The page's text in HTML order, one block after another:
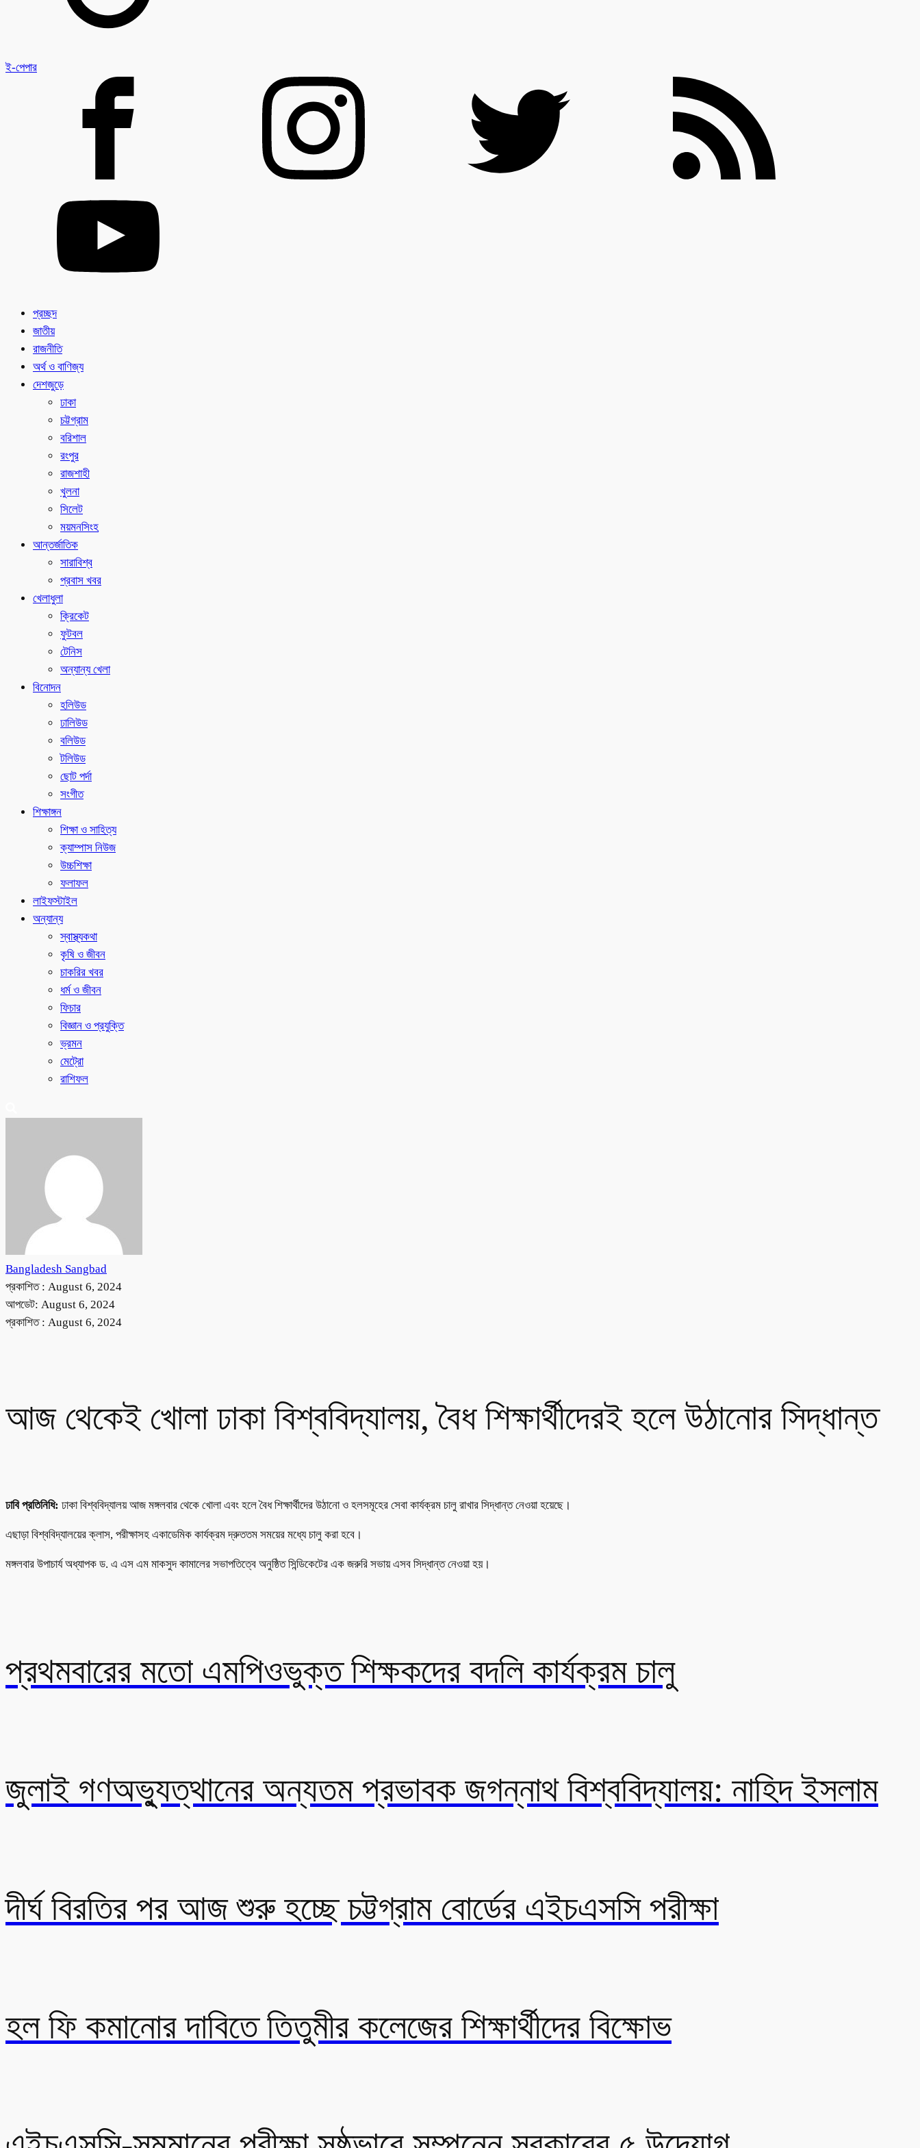
ই-পেপার
প্রচ্ছদ
জাতীয়
রাজনীতি
অর্থ ও বাণিজ্য
দেশজুড়ে
ঢাকা
চট্টগ্রাম
বরিশাল
রংপুর
রাজশাহী
খুলনা
সিলেট
ময়মনসিংহ
আন্তর্জাতিক
সারাবিশ্ব
প্রবাস খবর
খেলাধুলা
ক্রিকেট
ফুটবল
টেনিস
অন্যান্য খেলা
বিনোদন
হলিউড
ঢালিউড
বলিউড
টলিউড
ছোট পর্দা
সংগীত
শিক্ষাঙ্গন
শিক্ষা ও সাহিত্য
ক্যাম্পাস নিউজ
উচ্চশিক্ষা
ফলাফল
লাইফস্টাইল
অন্যান্য
স্বাস্থ্যকথা
কৃষি ও জীবন
চাকরির খবর
ধর্ম ও জীবন
ফিচার
বিজ্ঞান ও প্রযুক্তি
ভ্রমন
মেট্রো
রাশিফল
Bangladesh Sangbad
প্রকাশিত : August 6, 2024
আপডেট: August 6, 2024
প্রকাশিত : August 6, 2024
আজ থেকেই খোলা ঢাকা বিশ্ববিদ্যালয়, বৈধ শিক্ষার্থীদেরই হলে উঠানোর সিদ্ধান্ত
ঢাবি প্রতিনিধি: ঢাকা বিশ্ববিদ্যালয় আজ মঙ্গলবার থেকে খোলা এবং হলে বৈধ শিক্ষার্থীদের উঠানো ও হলসমূহের সেবা কার্যক্রম চালু রাখার সিদ্ধান্ত নেওয়া হয়েছে।
এছাড়া বিশ্ববিদ্যালয়ের ক্লাস, পরীক্ষাসহ একাডেমিক কার্যক্রম দ্রুততম সময়ের মধ্যে চালু করা হবে।
মঙ্গলবার উপাচার্য অধ্যাপক ড. এ এস এম মাকসুদ কামালের সভাপতিত্বে অনুষ্ঠিত সিন্ডিকেটের এক জরুরি সভায় এসব সিদ্ধান্ত নেওয়া হয়।
প্রথমবারের মতো এমপিওভুক্ত শিক্ষকদের বদলি কার্যক্রম চালু
জুলাই গণঅভ্যুত্থানের অন্যতম প্রভাবক জগন্নাথ বিশ্ববিদ্যালয়: নাহিদ ইসলাম
দীর্ঘ বিরতির পর আজ শুরু হচ্ছে চট্টগ্রাম বোর্ডের এইচএসসি পরীক্ষা
হল ফি কমানোর দাবিতে তিতুমীর কলেজের শিক্ষার্থীদের বিক্ষোভ